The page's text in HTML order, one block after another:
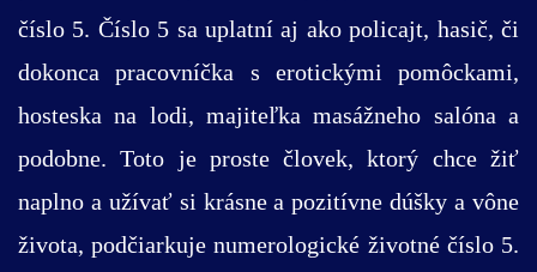
číslo 5. Číslo 5 sa uplatní aj ako policajt, hasič, či
dokonca pracovníčka s erotickými pomôckami,
hosteska na lodi, majiteľka masážneho salóna a
podobne. Toto je proste človek, ktorý chce žiť
naplno a užívať si krásne a pozitívne dúšky a vône
života, podčiarkuje numerologické životné číslo 5.